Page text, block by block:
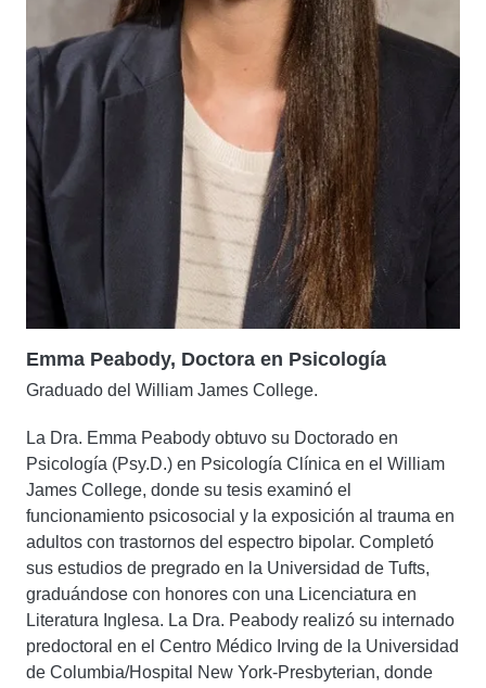
Emma Peabody, Doctora en Psicología
Graduado del William James College.
La Dra. Emma Peabody obtuvo su Doctorado en
Psicología (Psy.D.) en Psicología Clínica en el William
James College, donde su tesis examinó el
funcionamiento psicosocial y la exposición al trauma en
adultos con trastornos del espectro bipolar. Completó
sus estudios de pregrado en la Universidad de Tufts,
graduándose con honores con una Licenciatura en
Literatura Inglesa. La Dra. Peabody realizó su internado
predoctoral en el Centro Médico Irving de la Universidad
de Columbia/Hospital New York-Presbyterian, donde